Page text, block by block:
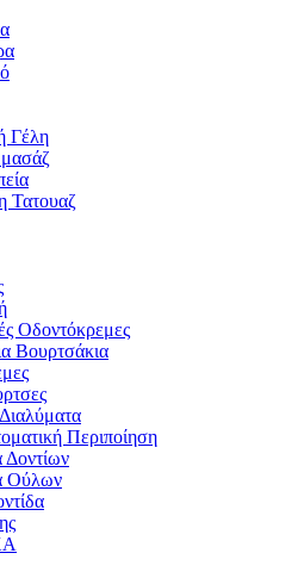
Γέλη
Τατουαζ
Οδοντόκρεμες
Βουρτσάκια
Περιποίηση
Ούλων